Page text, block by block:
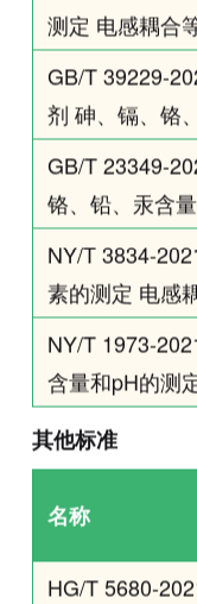
测定 电感耦合
GB/T 39229-
剂 砷、镉、铬
GB/T 23349-
铬、铅、汞含
NY/T 3834-
素的测定 电感
NY/T 1973-
含量和pH的测
其他标准
名称
HG/T 5680-